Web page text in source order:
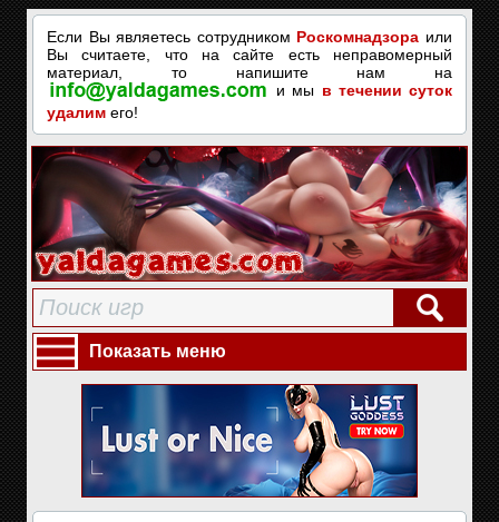
Если Вы являетесь сотрудником Роскомнадзора или
Вы считаете, что на сайте есть неправомерный
материал, то напишите нам на
и мы в течении суток
удалим его!
Показать меню